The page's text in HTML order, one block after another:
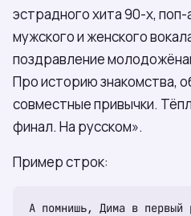
эстрадного хита 90-х,
мужского и женского
поздравление
Про историю знакомства,
совместные привычки.
финал. На русском».
Пример строк:
А помнишь, Дима в первый